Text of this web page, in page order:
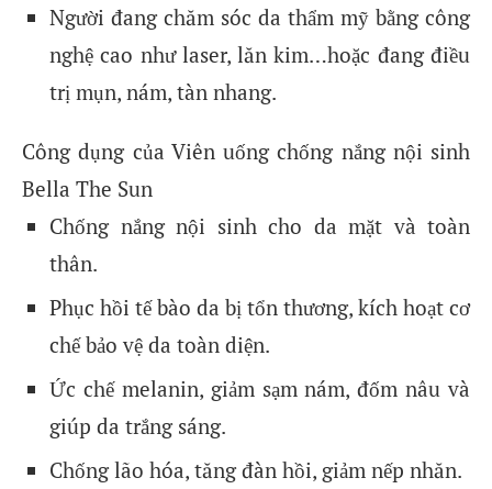
Người đang chăm sóc da thẩm mỹ bằng công
nghệ cao như laser, lăn kim…hoặc đang điều
trị mụn, nám, tàn nhang.
Công dụng của Viên uống chống nắng nội sinh
Bella The Sun
Chống nắng nội sinh cho da mặt và toàn
thân.
Phục hồi tế bào da bị tổn thương, kích hoạt cơ
chế bảo vệ da toàn diện.
Ức chế melanin, giảm sạm nám, đốm nâu và
giúp da trắng sáng.
Chống lão hóa, tăng đàn hồi, giảm nếp nhăn.